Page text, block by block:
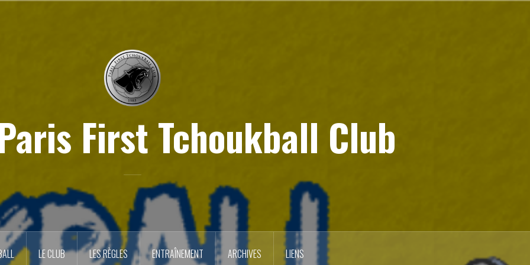
First Tchoukball Club
LE CLUB LES RÈGLES ENTRAÎNEMENT ARCHIVES LIENS